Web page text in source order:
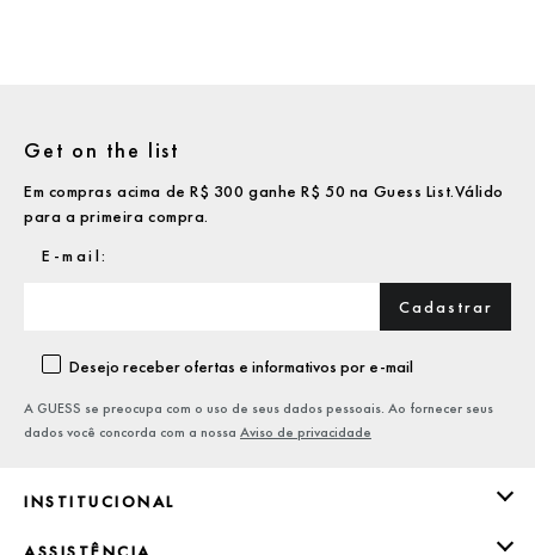
INSTITUCIONAL
Get on the list
Em compras acima de R$ 300 ganhe R$ 50 na Guess List.Válido
para a primeira compra.
Cadastrar
Desejo receber ofertas e informativos por e-mail
A GUESS se preocupa com o uso de seus dados pessoais. Ao fornecer seus
dados você concorda com a nossa Aviso de privacidade